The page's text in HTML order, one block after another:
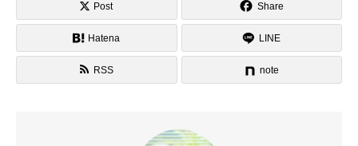
Post Share
Hatena LINE
RSS note